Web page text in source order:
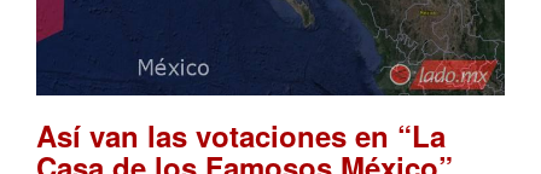
Así van las votaciones en “La